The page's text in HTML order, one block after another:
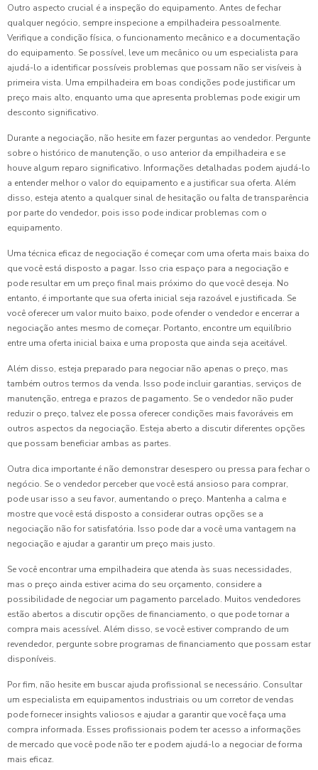
Outro aspecto crucial é a inspeção do equipamento. Antes de fechar
qualquer negócio, sempre inspecione a empilhadeira pessoalmente.
Verifique a condição física, o funcionamento mecânico e a documentação
do equipamento. Se possível, leve um mecânico ou um especialista para
ajudá-lo a identificar possíveis problemas que possam não ser visíveis à
primeira vista. Uma empilhadeira em boas condições pode justificar um
preço mais alto, enquanto uma que apresenta problemas pode exigir um
desconto significativo.
Durante a negociação, não hesite em fazer perguntas ao vendedor. Pergunte
sobre o histórico de manutenção, o uso anterior da empilhadeira e se
houve algum reparo significativo. Informações detalhadas podem ajudá-lo
a entender melhor o valor do equipamento e a justificar sua oferta. Além
disso, esteja atento a qualquer sinal de hesitação ou falta de transparência
por parte do vendedor, pois isso pode indicar problemas com o
equipamento.
Uma técnica eficaz de negociação é começar com uma oferta mais baixa do
que você está disposto a pagar. Isso cria espaço para a negociação e
pode resultar em um preço final mais próximo do que você deseja. No
entanto, é importante que sua oferta inicial seja razoável e justificada. Se
você oferecer um valor muito baixo, pode ofender o vendedor e encerrar a
negociação antes mesmo de começar. Portanto, encontre um equilíbrio
entre uma oferta inicial baixa e uma proposta que ainda seja aceitável.
Além disso, esteja preparado para negociar não apenas o preço, mas
também outros termos da venda. Isso pode incluir garantias, serviços de
manutenção, entrega e prazos de pagamento. Se o vendedor não puder
reduzir o preço, talvez ele possa oferecer condições mais favoráveis em
outros aspectos da negociação. Esteja aberto a discutir diferentes opções
que possam beneficiar ambas as partes.
Outra dica importante é não demonstrar desespero ou pressa para fechar o
negócio. Se o vendedor perceber que você está ansioso para comprar,
pode usar isso a seu favor, aumentando o preço. Mantenha a calma e
mostre que você está disposto a considerar outras opções se a
negociação não for satisfatória. Isso pode dar a você uma vantagem na
negociação e ajudar a garantir um preço mais justo.
Se você encontrar uma empilhadeira que atenda às suas necessidades,
mas o preço ainda estiver acima do seu orçamento, considere a
possibilidade de negociar um pagamento parcelado. Muitos vendedores
estão abertos a discutir opções de financiamento, o que pode tornar a
compra mais acessível. Além disso, se você estiver comprando de um
revendedor, pergunte sobre programas de financiamento que possam estar
disponíveis.
Por fim, não hesite em buscar ajuda profissional se necessário. Consultar
um especialista em equipamentos industriais ou um corretor de vendas
pode fornecer insights valiosos e ajudar a garantir que você faça uma
compra informada. Esses profissionais podem ter acesso a informações
de mercado que você pode não ter e podem ajudá-lo a negociar de forma
mais eficaz.